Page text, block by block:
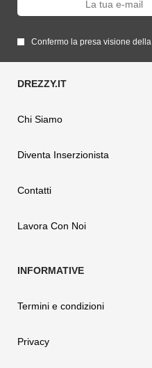
Confermo la presa visione della
Chi Siamo
Diventa Inserzionista
Contatti
Lavora Con Noi
Termini e condizioni
Privacy